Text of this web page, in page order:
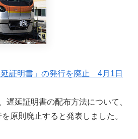
証明書」の発行を廃止 4月1日
遅延証明書の配布方法について、
原則廃止すると発表しました。